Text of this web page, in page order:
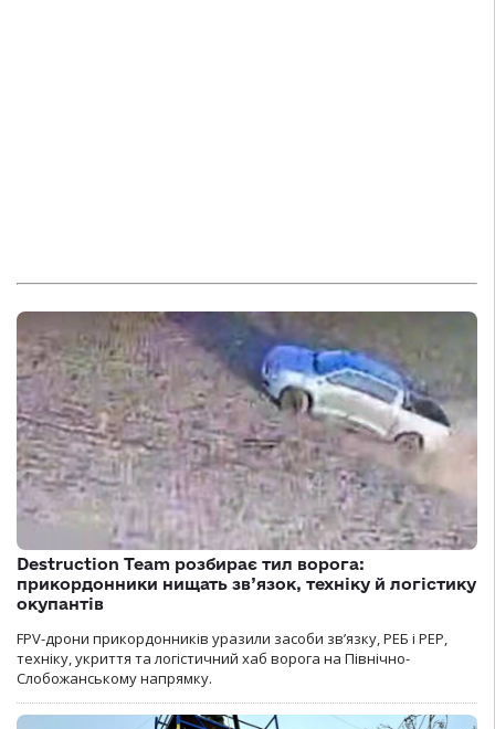
Destruction Team розбирає тил ворога:
прикордонники нищать зв’язок, техніку й логістику
окупантів
FPV-дрони прикордонників уразили засоби зв’язку, РЕБ і РЕР,
техніку, укриття та логістичний хаб ворога на Північно-
Слобожанському напрямку.